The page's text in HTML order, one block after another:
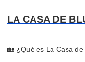
LA CASA DE
🏡 ¿Qué es La Casa de